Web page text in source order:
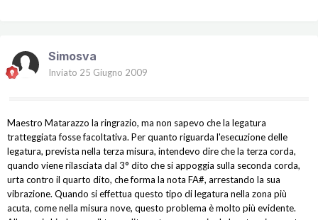
Simosva
Inviato 25 Giugno 2009
Maestro Matarazzo la ringrazio, ma non sapevo che la legatura
tratteggiata fosse facoltativa. Per quanto riguarda l'esecuzione delle
legatura, prevista nella terza misura, intendevo dire che la terza corda,
quando viene rilasciata dal 3° dito che si appoggia sulla seconda corda,
urta contro il quarto dito, che forma la nota FA#, arrestando la sua
vibrazione. Quando si effettua questo tipo di legatura nella zona più
acuta, come nella misura nove, questo problema è molto più evidente.